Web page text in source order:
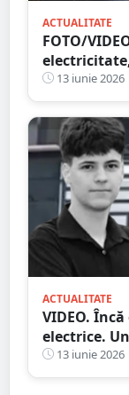
ACTUALITATE
FOTO/
fost13 iunie 2026
ACTUALITATE
VIDEO.
electrice.
lună pe
13 iunie 2026